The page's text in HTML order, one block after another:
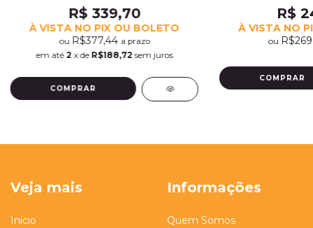
R$ 339,70
À VISTA NO PIX OU BOLETO
ou R$377,44 a prazo
em até 2 x de R$188,72 sem juros
R$
À VISTA NO
ou
Veja mais
Início
Informações
Quem Somos